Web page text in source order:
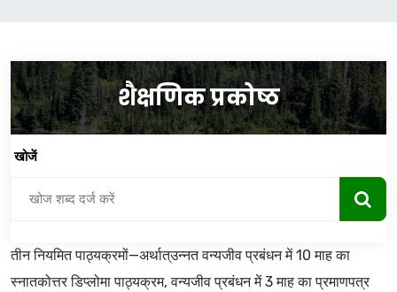
शैक्षणिक प्रकोष्ठ
खोजें
तीन नियमित पाठ्यक्रमों—अर्थात्उन्नत वन्यजीव प्रबंधन में 10 माह का
स्नातकोत्तर डिप्लोमा पाठ्यक्रम, वन्यजीव प्रबंधन में 3 माह का प्रमाणपत्र